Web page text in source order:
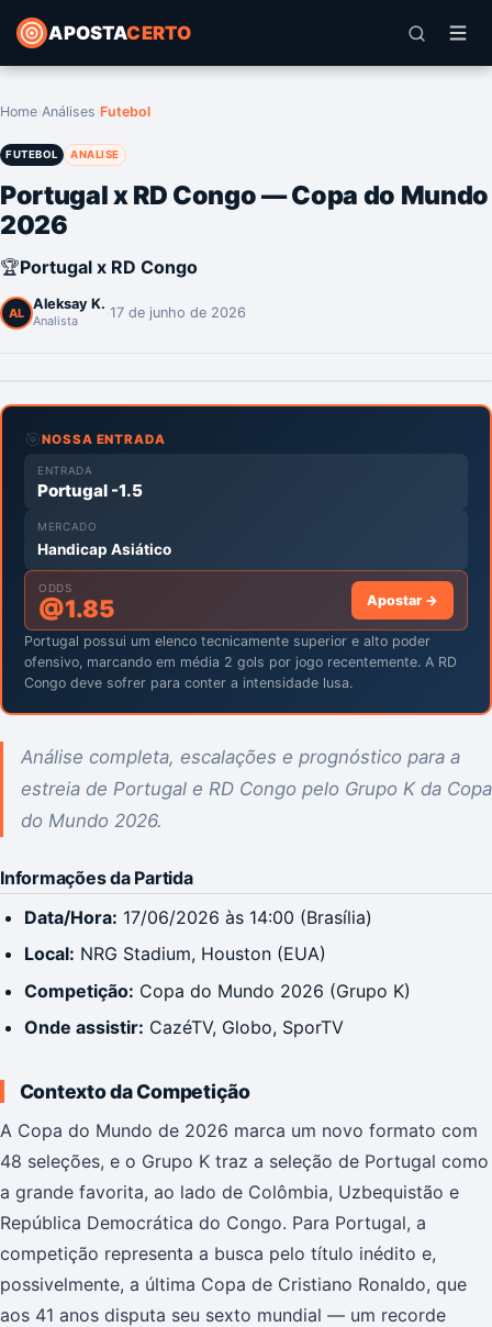
APOSTACERTO
Home Análises Futebol
FUTEBOL ANALISE
Portugal x RD Congo — Copa do Mundo
2026
🏆Portugal x RD Congo
AL
Aleksay K.
Analista 17 de junho de 2026
🎯NOSSA ENTRADA
ENTRADA
Portugal -1.5
MERCADO
Handicap Asiático
ODDS
@1.85 Apostar →
Portugal possui um elenco tecnicamente superior e alto poder
ofensivo, marcando em média 2 gols por jogo recentemente. A RD
Congo deve sofrer para conter a intensidade lusa.
Análise completa, escalações e prognóstico para a
estreia de Portugal e RD Congo pelo Grupo K da Copa
do Mundo 2026.
Informações da Partida
Data/Hora: 17/06/2026 às 14:00 (Brasília)
Local: NRG Stadium, Houston (EUA)
Competição: Copa do Mundo 2026 (Grupo K)
Onde assistir: CazéTV, Globo, SporTV
Contexto da Competição
A Copa do Mundo de 2026 marca um novo formato com
48 seleções, e o Grupo K traz a seleção de Portugal como
a grande favorita, ao lado de Colômbia, Uzbequistão e
República Democrática do Congo. Para Portugal, a
competição representa a busca pelo título inédito e,
possivelmente, a última Copa de Cristiano Ronaldo, que
aos 41 anos disputa seu sexto mundial — um recorde